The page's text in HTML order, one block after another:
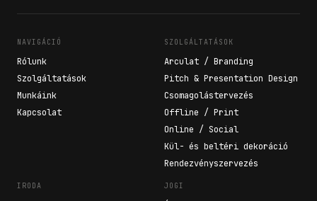
NAVIGÁCIÓ
Rólunk
Szolgáltatások
Munkáink
Kapcsolat
SZOLGÁLTATÁSOK
Arculat / Branding
Pitch & Presentation Design
Csomagolástervezés
Offline / Print
Online / Social
Kül- és beltéri dekoráció
Rendezvényszervezés
IRODA JOGI